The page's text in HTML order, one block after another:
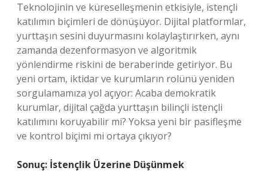
Teknolojinin ve küreselleşmenin etkisiyle, istençli
katılımın biçimleri de dönüşüyor. Dijital platformlar,
yurttaşın sesini duyurmasını kolaylaştırırken, aynı
zamanda dezenformasyon ve algoritmik
yönlendirme riskini de beraberinde getiriyor. Bu
yeni ortam, iktidar ve kurumların rolünü yeniden
sorgulamamıza yol açıyor: Acaba demokratik
kurumlar, dijital çağda yurttaşın bilinçli istençli
katılımını koruyabilir mi? Yoksa yeni bir pasifleşme
ve kontrol biçimi mi ortaya çıkıyor?
Sonuç: İstençlik Üzerine Düşünmek